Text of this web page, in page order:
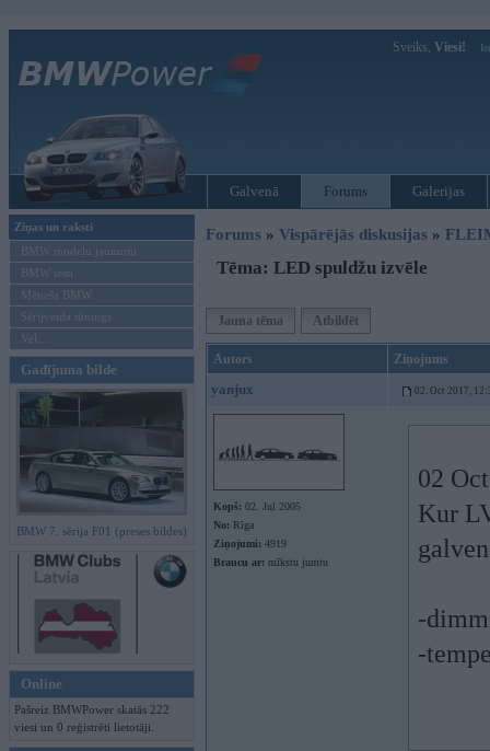
Sveiks, Viesi!
Galvenā Forums Galerijas
Ziņas un raksti
BMW modeļu jaunumi
BMW testi
Mēneša BMW
Sērijveida tūnings
Vel...
Gadījuma bilde
BMW 7. sērija F01 (preses bildes)
Online
Pašreiz BMWPower skatās 222
viesi un 0 reģistrēti lietotāji.
Forums » Vispārējās diskusijas »
Tēma: LED spuldžu izvēle
Jauna tēma Atbildēt
Autors Ziņojums
yanjux 02. Oct 2017,
Kopš: 02. Jul 2005
No: Rīga
Ziņojumi: 4919
Braucu ar: mīkstu jumtu
02
Kur
-
-